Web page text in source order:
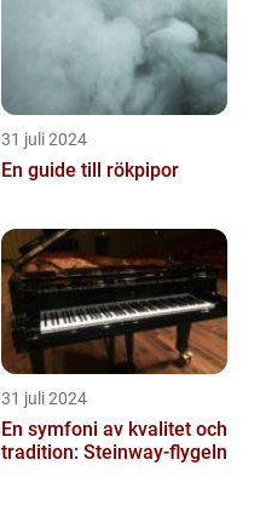
31 juli 2024
En guide till rökpipor
31 juli 2024
En symfoni av kvalitet och
tradition: Steinway-flygeln